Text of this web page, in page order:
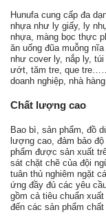
Hunufa cung cấp đa
nhựa như ly giấy, ly
nhựa, màng bọc thực
ăn uống đũa muỗng
như cover ly, nắp ly,
ướt, tăm tre, que
doanh nghiệp, nhà
Chất lượng cao
Bao bì, sản phẩm, đồ
lượng cao, đảm bảo
phẩm được sản xuất
sát chặt chẽ của đội
tuân thủ nghiêm ngặt
ứng đầy đủ các yêu
gồm cả tiêu chuẩn
đến các sản phẩm